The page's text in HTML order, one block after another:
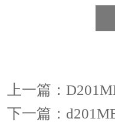
上一篇：
下一篇：